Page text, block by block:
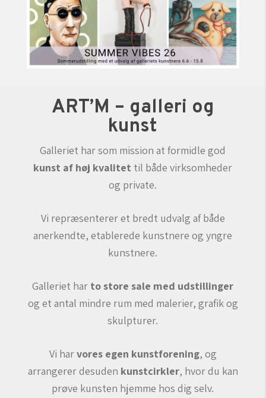
ART’M – galleri og
kunst
Galleriet har som mission at formidle god
kunst af høj kvalitet til både virksomheder
og private.
Vi repræsenterer et bredt udvalg af både
anerkendte, etablerede kunstnere og yngre
kunstnere.
Galleriet har to store sale med udstillinger
og et antal mindre rum med malerier, grafik og
skulpturer.
Vi harvores egen kunstforening, og
arrangerer desuden kunstcirkler, hvor du kan
prøve kunsten hjemme hos dig selv.